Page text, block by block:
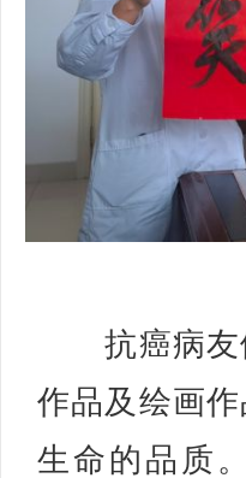
抗癌病友
作品及绘画
生命的品质